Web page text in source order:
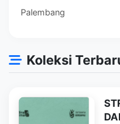
Palembang
Koleksi